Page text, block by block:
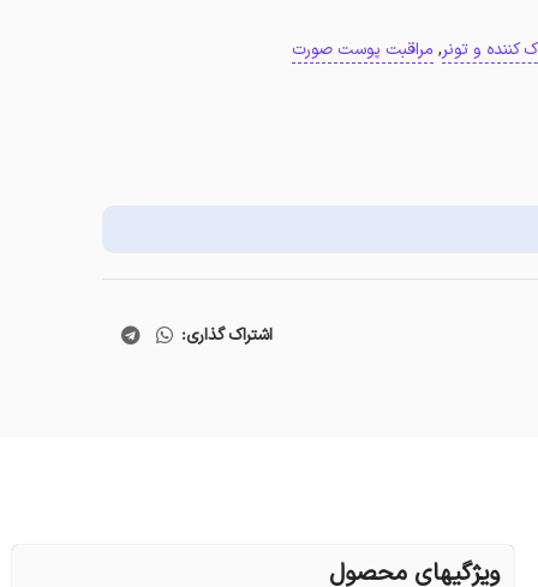
کننده و تونر, مراقبت پوست صورت
اشتراک گذاری:
ویژگیهای محصول